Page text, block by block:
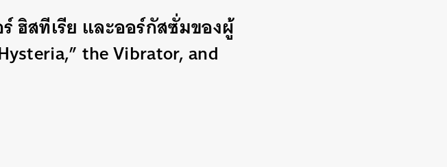
ฮิสทีเรีย และออร์กัสซั่มของผู้
the Vibrator, and